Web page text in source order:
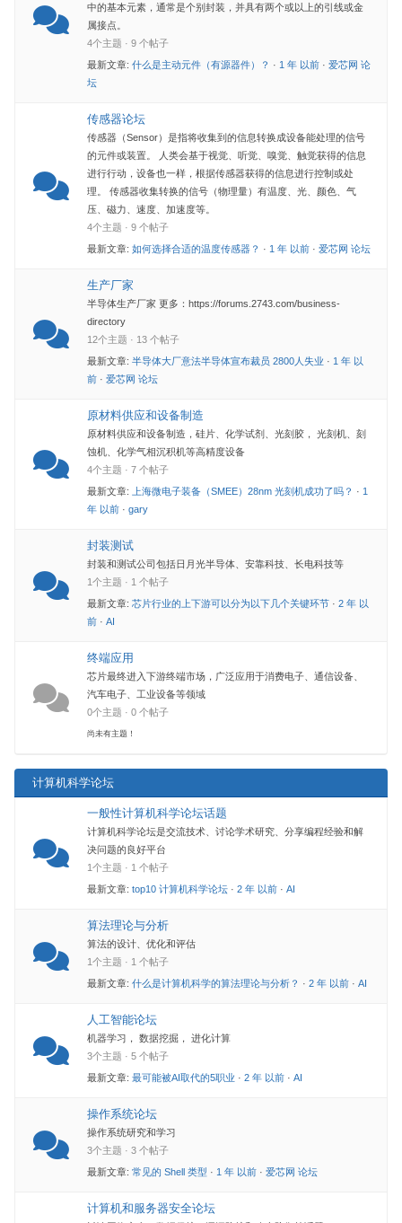
中的基本元素，通常是个别封装，并具有两个或以上的引线或金
属接点。
4个主题 · 9 个帖子
最新文章: 什么是主动元件（有源器件）？ · 1 年 以前 · 爱芯网 论
坛
传感器论坛
传感器（Sensor）是指将收集到的信息转换成设备能处理的信号
的元件或装置。 人类会基于视觉、听觉、嗅觉、触觉获得的信息
进行行动，设备也一样，根据传感器获得的信息进行控制或处
理。 传感器收集转换的信号（物理量）有温度、光、颜色、气
压、磁力、速度、加速度等。
4个主题 · 9 个帖子
最新文章: 如何选择合适的温度传感器？ · 1 年 以前 · 爱芯网 论坛
生产厂家
半导体生产厂家 更多：https://forums.2743.com/business-
directory
12个主题 · 13 个帖子
最新文章: 半导体大厂意法半导体宣布裁员 2800人失业 · 1 年 以
前 · 爱芯网 论坛
原材料供应和设备制造
原材料供应和设备制造，硅片、化学试剂、光刻胶， 光刻机、刻
蚀机、化学气相沉积机等高精度设备
4个主题 · 7 个帖子
最新文章:
上海微电子装备（SMEE）28nm 光刻机成功了吗？ · 1
年 以前 · gary
封装测试
封装和测试公司包括日月光半导体、安靠科技、长电科技等
1个主题 · 1 个帖子
最新文章: 芯片行业的上下游可以分为以下几个关键环节 · 2 年 以
前 · AI
终端应用
芯片最终进入下游终端市场，广泛应用于消费电子、通信设备、
汽车电子、工业设备等领域
0个主题 · 0 个帖子
尚未有主题！
计算机科学论坛
一般性计算机科学论坛话题
计算机科学论坛是交流技术、讨论学术研究、分享编程经验和解
决问题的良好平台
1个主题 · 1 个帖子
最新文章: top10 计算机科学论坛 · 2 年 以前 · AI
算法理论与分析
算法的设计、优化和评估
1个主题 · 1 个帖子
最新文章: 什么是计算机科学的算法理论与分析？ · 2 年 以前 · AI
人工智能论坛
机器学习， 数据挖掘， 进化计算
3个主题 · 5 个帖子
最新文章: 最可能被AI取代的5职业 · 2 年 以前 · AI
操作系统论坛
操作系统研究和学习
3个主题 · 3 个帖子
最新文章: 常见的 Shell 类型 · 1 年 以前 · 爱芯网 论坛
计算机和服务器安全论坛